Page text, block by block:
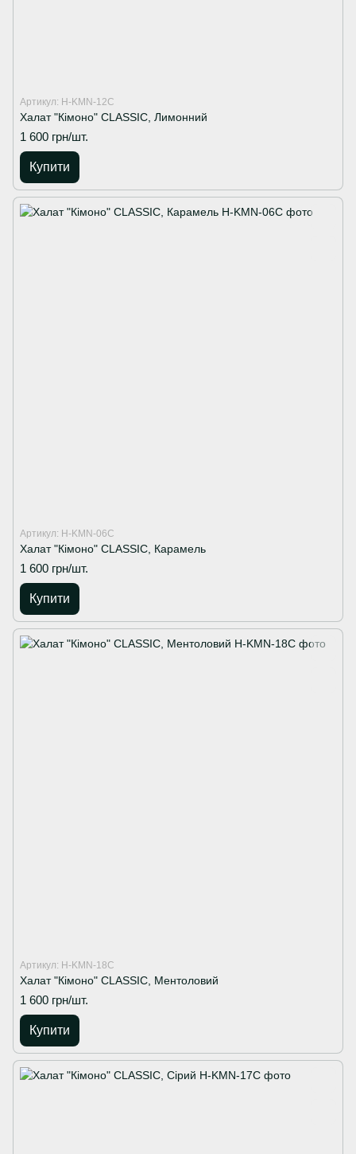
Артикул: H-KMN-12C
Халат "Кімоно" CLASSIC, Лимонний
1 600 грн/шт.
Купити
Артикул: H-KMN-06C
Халат "Кімоно" CLASSIC, Карамель
1 600 грн/шт.
Купити
Артикул: H-KMN-18C
Халат "Кімоно" CLASSIC, Ментоловий
1 600 грн/шт.
Купити